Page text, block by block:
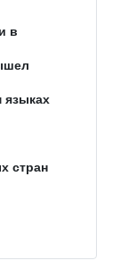
в
языках
стран